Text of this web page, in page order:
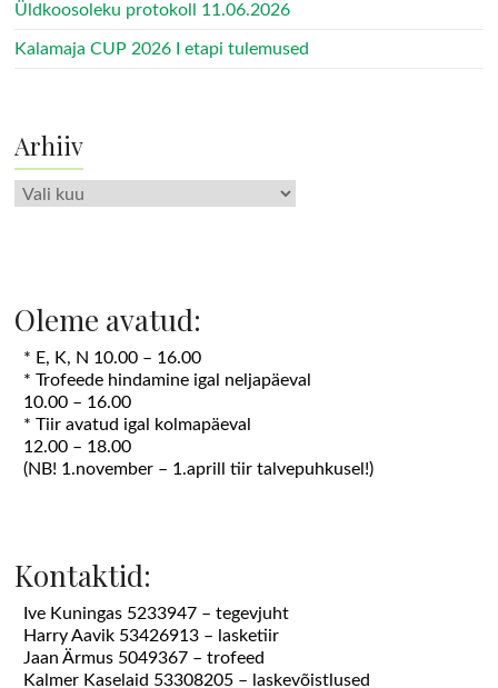
Üldkoosoleku protokoll 11.06.2026
Kalamaja CUP 2026 I etapi tulemused
Arhiiv
Arhiiv
Oleme avatud:
* E, K, N 10.00 – 16.00
* Trofeede hindamine igal neljapäeval
10.00 – 16.00
* Tiir avatud igal kolmapäeval
12.00 – 18.00
(NB! 1.november – 1.aprill tiir talvepuhkusel!)
Kontaktid:
Ive Kuningas 5233947 – tegevjuht
Harry Aavik 53426913 – lasketiir
Jaan Ärmus 5049367 – trofeed
Kalmer Kaselaid 53308205 – laskevõistlused